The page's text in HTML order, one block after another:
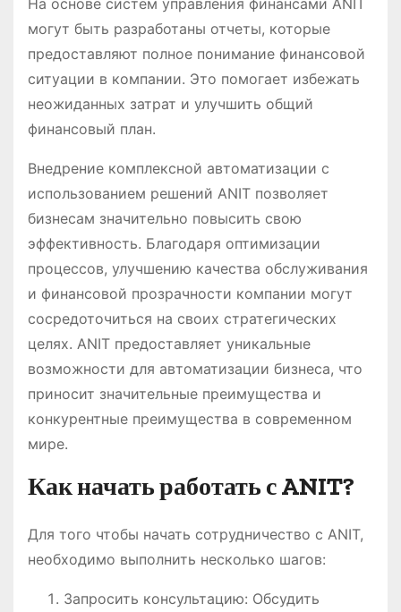
могут быть разработаны отчеты, которые
предоставляют полное понимание финансовой
ситуации в компании. Это помогает избежать
неожиданных затрат и улучшить общий
финансовый план.
Внедрение комплексной автоматизации с
использованием решений ANIT позволяет
бизнесам значительно повысить свою
эффективность. Благодаря оптимизации
процессов, улучшению качества обслуживания
и финансовой прозрачности компании могут
сосредоточиться на своих стратегических
целях. ANIT предоставляет уникальные
возможности для автоматизации бизнеса, что
приносит значительные преимущества и
конкурентные преимущества в современном
мире.
Как начать работать с ANIT?
Для того чтобы начать сотрудничество с ANIT,
необходимо выполнить несколько шагов:
Запросить консультацию: Обсудить